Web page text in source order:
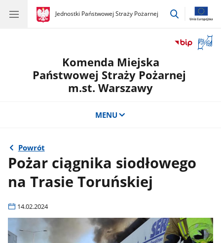
gov.pl
Jednostki Państwowej Straży Pożarnej
gov.pl
Jednostki
przejdź
okno
Komenda Miejska
Państwowej Straży Pożarnej
m.st. Warszawy
MENU
Powrót
Pożar ciągnika siodłowego
na Trasie Toruńskiej
14.02.2024